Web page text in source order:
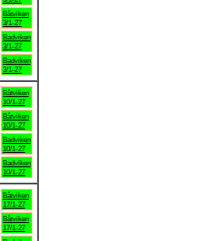
Båtviken
3/1-27
Badviken
3/1-27
Badviken
3/1-27
Båtviken
10/1-27
Båtviken
10/1-27
Badviken
10/1-27
Badviken
10/1-27
Båtviken
17/1-27
Båtviken
17/1-27